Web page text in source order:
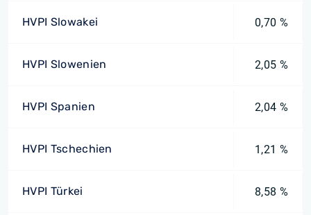
HVPI Slowakei 0,70 %
HVPI Slowenien 2,05 %
HVPI Spanien 2,04 %
HVPI Tschechien 1,21 %
HVPI Türkei 8,58 %